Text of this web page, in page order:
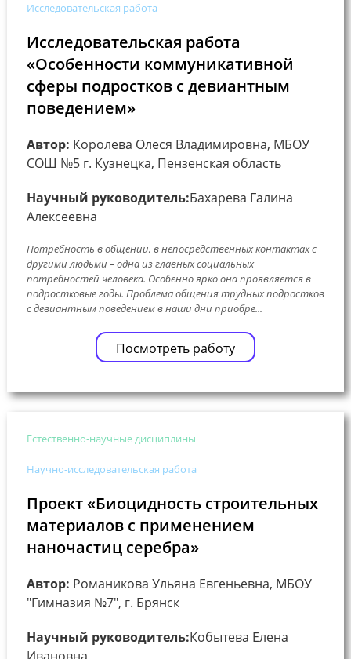
Исследовательская работа
Исследовательская работа
«Особенности коммуникативной
сферы подростков с девиантным
поведением»
Автор: Королева Олеся Владимировна, МБОУ
СОШ №5 г. Кузнецка, Пензенская область
Научный руководитель:Бахарева Галина
Алексеевна
Потребность в общении, в непосредственных контактах с
другими людьми – одна из главных социальных
потребностей человека. Особенно ярко она проявляется в
подростковые годы. Проблема общения трудных подростков
с девиантным поведением в наши дни приобре...
Посмотреть работу
Естественно-научные дисциплины
Научно-исследовательская работа
Проект «Биоцидность строительных
материалов с применением
наночастиц серебра»
Автор: Романикова Ульяна Евгеньевна, МБОУ
"Гимназия №7", г. Брянск
Научный руководитель:Кобытева Елена
Ивановна